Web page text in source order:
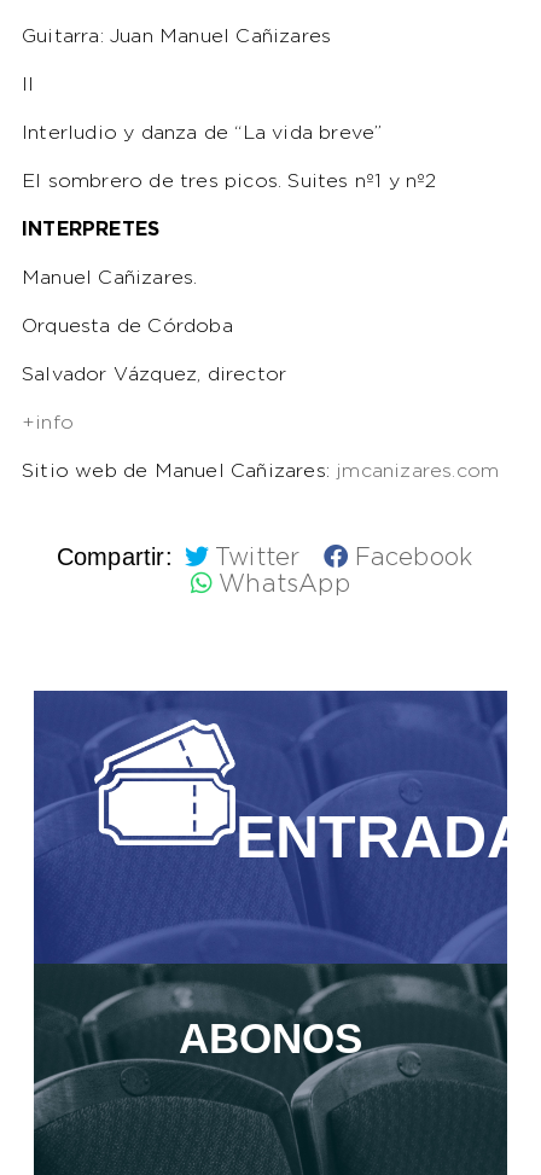
Guitarra: Juan Manuel Cañizares
Interludio y danza de “ La vida breve”
El sombrero de tres picos. Suites nº1 y nº2
INTERPRETES
Manuel Cañizares.
Orquesta de Córdoba
Salvador Vázquez, director
+info
Sitio web de Manuel Cañizares: jmcanizares.com
Compartir: Twitter
Facebook
WhatsApp
ABONOS